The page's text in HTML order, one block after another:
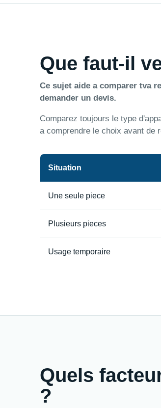
Que faut-il
Ce sujet aide a comparer tva
demander un devis.
Comparez toujours le type
a comprendre le choix avant de
Situation
Une seule piece
Plusieurs pieces
Usage temporaire
Quels
?